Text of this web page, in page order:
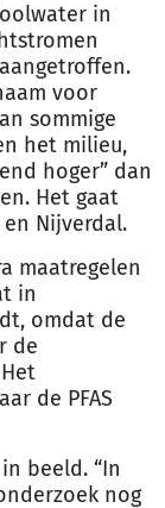
in
voor
sommige
het milieu,
hoger” dan
Het gaat
Nijverdal.
maatregelen
in
omdat de
de
de PFAS
beeld. “In
nog